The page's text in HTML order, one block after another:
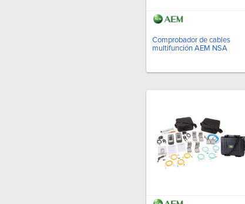
Comprobador de cables
multifunción AEM NSA